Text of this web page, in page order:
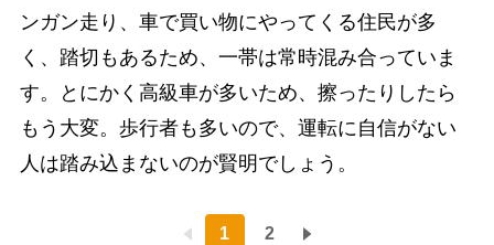
ンガン走り、車で買い物にやってくる住民が多
く、踏切もあるため、一帯は常時混み合っていま
す。とにかく高級車が多いため、擦ったりしたら
もう大変。歩行者も多いので、運転に自信がない
人は踏み込まないのが賢明でしょう。
1 2